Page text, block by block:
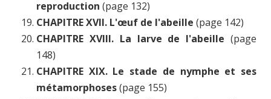
reproduction (page 132)
CHAPITRE XVII. L'œuf de l'abeille (page 142)
CHAPITRE XVIII. La larve de l'abeille (page
148)
CHAPITRE XIX. Le stade de nymphe et ses
métamorphoses(page 155)